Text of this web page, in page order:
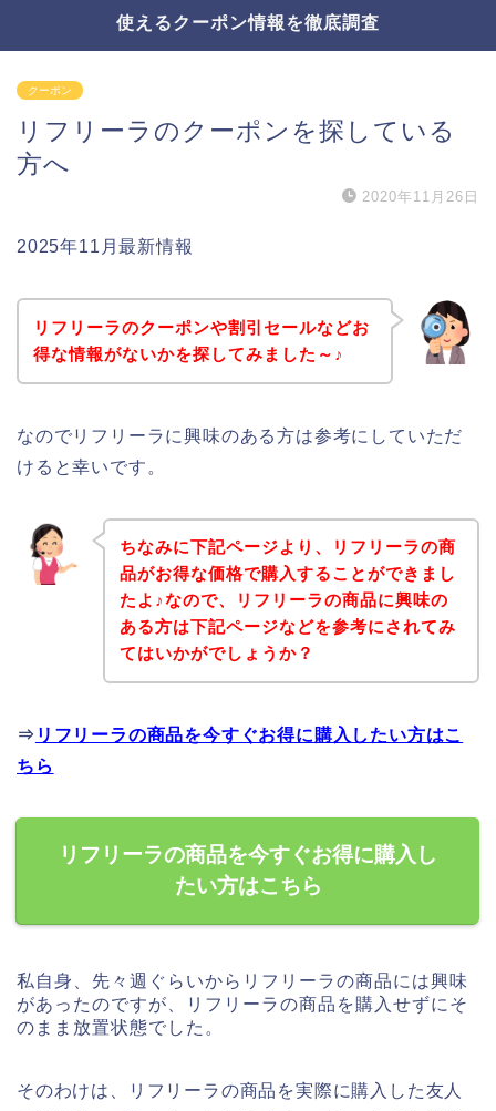
使えるクーポン情報を徹底調査
クーポン
リフリーラのクーポンを探している
方へ
2020年11月26日
2025年11月最新情報
リフリーラのクーポンや割引セールなどお
得な情報がないかを探してみました～♪
なのでリフリーラに興味のある方は参考にしていただ
けると幸いです。
ちなみに下記ページより、リフリーラの商
品がお得な価格で購入することができまし
たよ♪なので、リフリーラの商品に興味の
ある方は下記ページなどを参考にされてみ
てはいかがでしょうか？
⇒ リフリーラの商品を今すぐお得に購入したい方はこ
ちら
リフリーラの商品を今すぐお得に購入し
たい方はこちら
私自身、先々週ぐらいからリフリーラの商品には興味
があったのですが、リフリーラの商品を購入せずにそ
のまま放置状態でした。
そのわけは、リフリーラの商品を実際に購入した友人